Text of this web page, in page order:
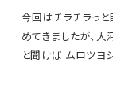
今回はチラチラっ
めてきましたが、
と聞けば ムロツヨ